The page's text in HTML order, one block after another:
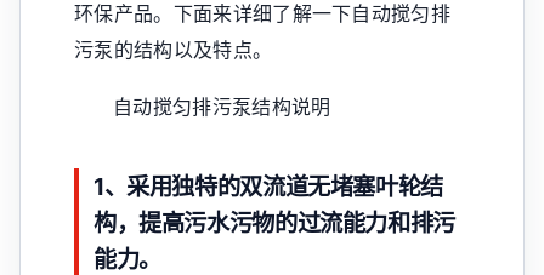
环保产品。下面来详细了解一下自动搅匀排
污泵的结构以及特点。
自动搅匀排污泵结构说明
1、采用独特的双流道无堵塞叶轮结
构，提高污水污物的过流能力和排污
能力。